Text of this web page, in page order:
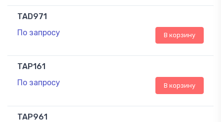
TAD971
По запросу
В корзину
TAP161
По запросу
В корзину
TAP961